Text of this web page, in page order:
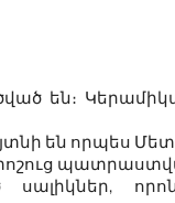
են։
են որպես